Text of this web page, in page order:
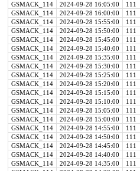
GSMACK_114
2024-09-28 16:05:00 111
GSMACK_114
2024-09-28 16:00:00 111
GSMACK_114
2024-09-28 15:55:00 111
GSMACK_114
2024-09-28 15:50:00 111
GSMACK_114
2024-09-28 15:45:00 111
GSMACK_114
2024-09-28 15:40:00 111
GSMACK_114
2024-09-28 15:35:00 111
GSMACK_114
2024-09-28 15:30:00 111
GSMACK_114
2024-09-28 15:25:00 111
GSMACK_114
2024-09-28 15:20:00 111
GSMACK_114
2024-09-28 15:15:00 111
GSMACK_114
2024-09-28 15:10:00 111
GSMACK_114
2024-09-28 15:05:00 111
GSMACK_114
2024-09-28 15:00:00 111
GSMACK_114
2024-09-28 14:55:00 111
GSMACK_114
2024-09-28 14:50:00 111
GSMACK_114
2024-09-28 14:45:00 111
GSMACK_114
2024-09-28 14:40:00 111
GSMACK_114
2024-09-28 14:35:00 111